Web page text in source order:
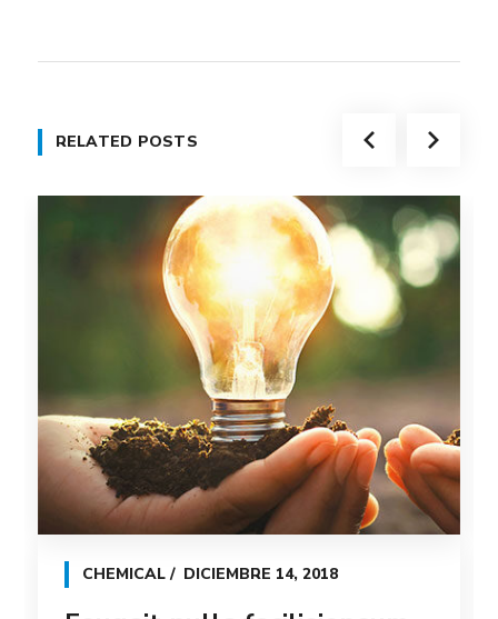
RELATED POSTS
CHEMICAL DICIEMBRE 14, 2018